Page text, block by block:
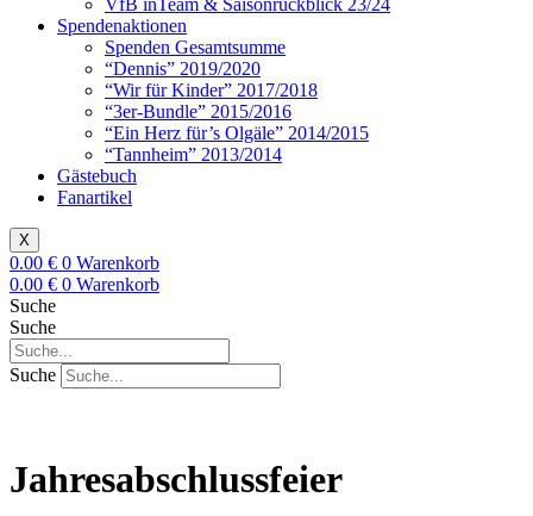
VfB inTeam & Saisonrückblick 23/24
Spendenaktionen
Spenden Gesamtsumme
“Dennis” 2019/2020
“Wir für Kinder” 2017/2018
“3er-Bundle” 2015/2016
“Ein Herz für’s Olgäle” 2014/2015
“Tannheim” 2013/2014
Gästebuch
Fanartikel
X
0.00 € 0 Warenkorb
0.00 € 0 Warenkorb
Suche
Suche
Suche
Jahresabschlussfeier